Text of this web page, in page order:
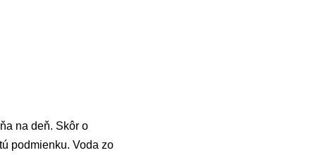
na deň. Skôr o
podmienku. Voda zo